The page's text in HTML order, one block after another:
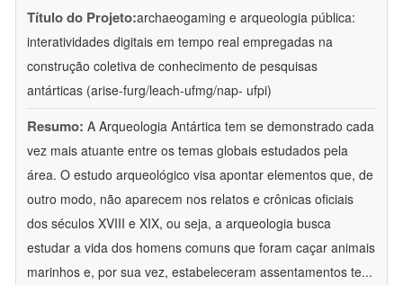
Título do Projeto:archaeogaming e arqueologia pública:
interatividades digitais em tempo real empregadas na
construção coletiva de conhecimento de pesquisas
antárticas (arise-furg/leach-ufmg/nap- ufpi)
Resumo: A Arqueologia Antártica tem se demonstrado cada
vez mais atuante entre os temas globais estudados pela
área. O estudo arqueológico visa apontar elementos que, de
outro modo, não aparecem nos relatos e crônicas oficiais
dos séculos XVIII e XIX, ou seja, a arqueologia busca
estudar a vida dos homens comuns que foram caçar animais
marinhos e, por sua vez, estabeleceram assentamentos te...